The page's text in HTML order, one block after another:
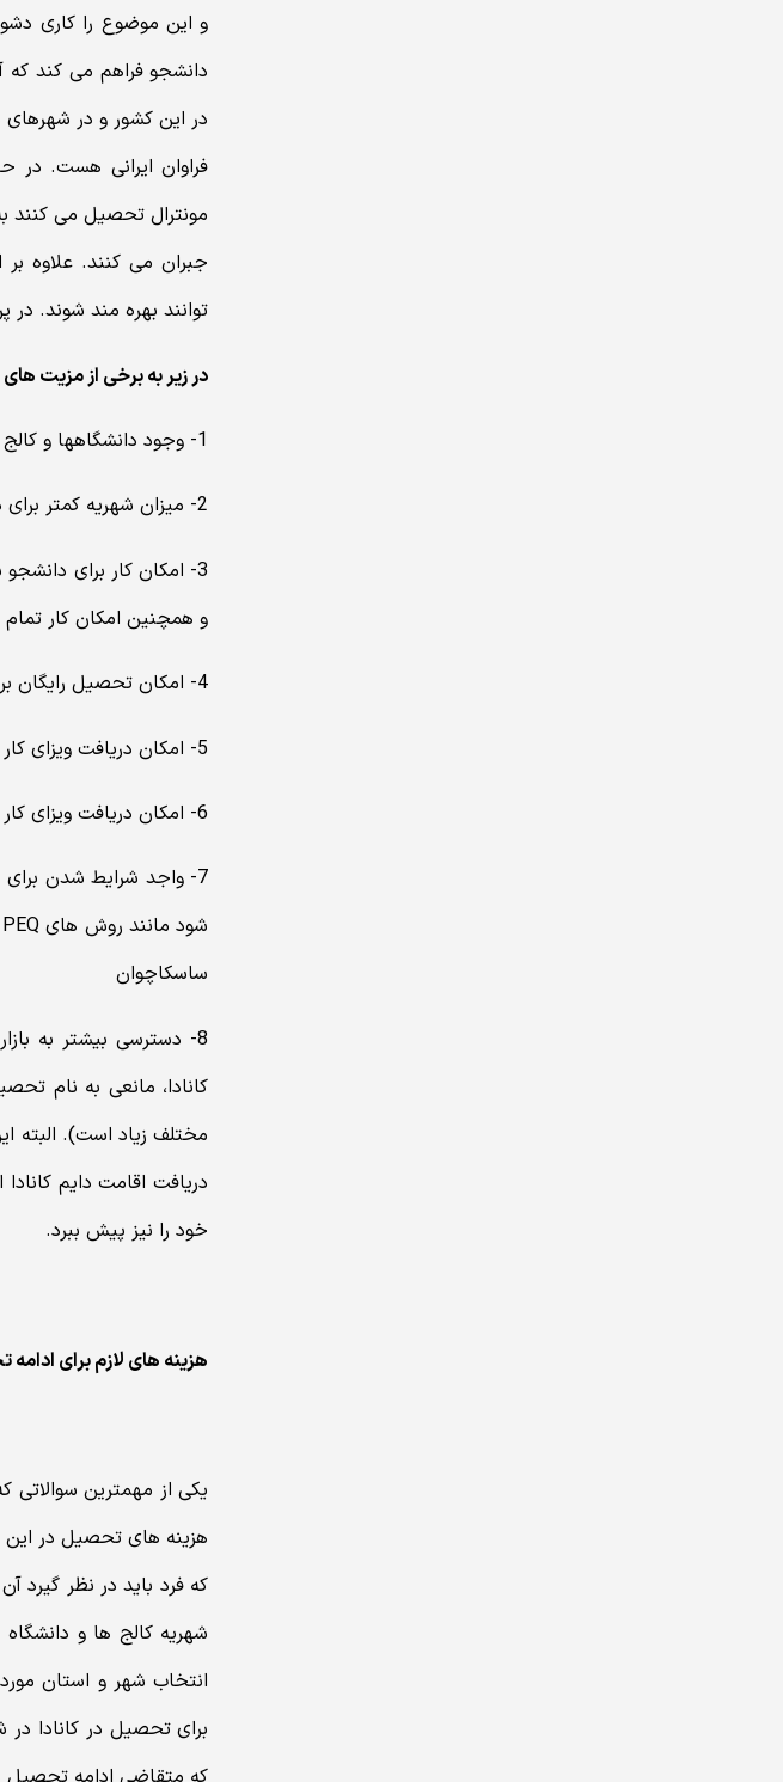
و این موضوع را کاری
دانشجو فراهم می کند که
در این کشور و در شهرهای
فراوان ایرانی هست. در
مونترال تحصیل می کنند
جبران می کنند. علاوه
توانند بهره مند شوند.
در زیر به برخی از مزیت
1- وجود دانشگاهها و کالج های در سطح جهانی و معتبر
2- میزان شهریه کمتر برای دانشجویان خارجی در مقایسه با کشورهایی مانند آمریکا، انگلستان و استرالیا
و همچنین امکان کار
4- امکان تحصیل رایگان برای فرزندان دانشجو در مدارس دولتی کانادا
5- امکان دریافت ویزای کار برای همسر دانشجو به مدت زمان تحصیل دانشجو
6- امکان دریافت ویزای کار به مدت حداکثر ۳ سال بعد از تحصیل برای دانشجو
7- واجد شرایط شدن
ساسکاچوان
8- دسترسی بیشتر به
کانادا، مانعی به نام
مختلف زیاد است). البته
دریافت اقامت دایم
خود را نیز پیش ببرد.
هزینه های لازم برای ادامه
یکی از مهمترین
هزینه های تحصیل در
که فرد باید در نظر گیرد
شهریه کالج ها و
انتخاب شهر و استان
برای تحصیل در کانادا در